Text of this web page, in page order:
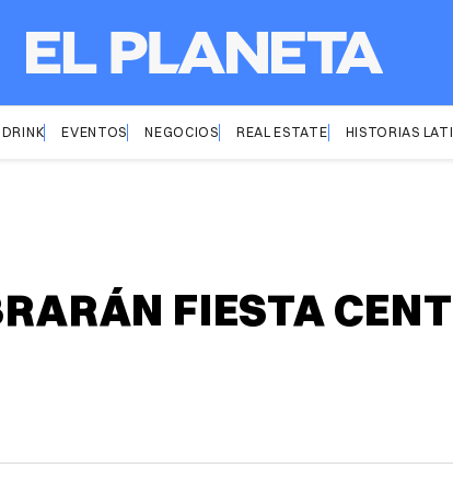
EVENTOS NEGOCIOS REAL ESTATE HISTORIAS
FIESTA